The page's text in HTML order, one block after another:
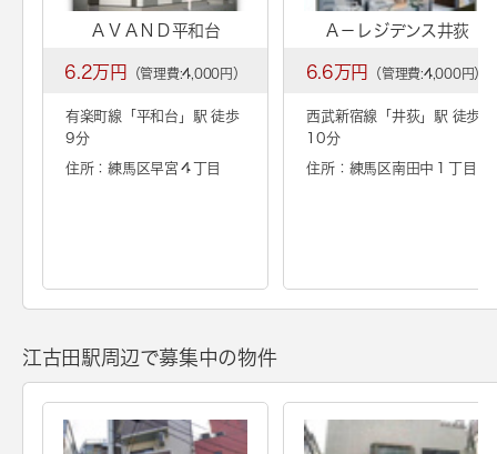
ＡＶＡＮＤ平和台
6.2万円 （管理費:4,000円）
有楽町線「 平和台 」駅 徒歩
9分
住所：練馬区早宮４丁目
Ａ－レジデンス井荻
6.6万円 （管理費:4,000円）
西武新宿線「 井荻」駅 徒歩
10分
住所：練馬区南田中１丁目
江古田駅周辺で募集中の物件